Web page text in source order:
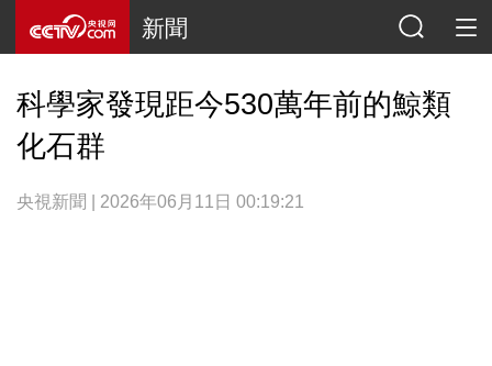
新聞
科學家發現距今530萬年前的鯨類
化石群
央視新聞 | 2026年06月11日 00:19:21